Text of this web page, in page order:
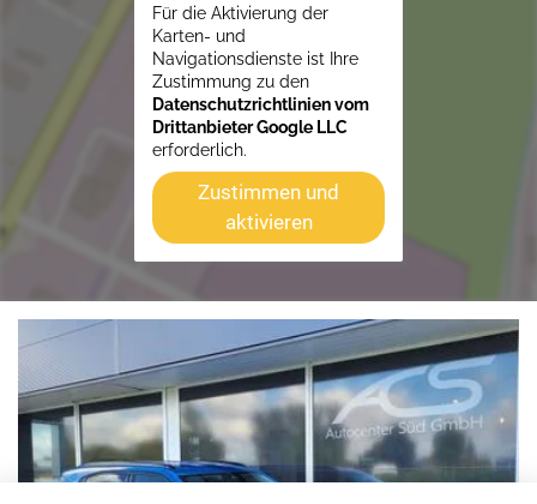
Für die Aktivierung der
Karten- und
Navigationsdienste ist Ihre
Zustimmung zu den
Datenschutzrichtlinien vom
Drittanbieter Google LLC
erforderlich.
Zustimmen und
aktivieren